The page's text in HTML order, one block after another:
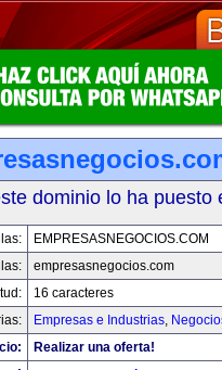
dominio lo ha puesto
EMPRESASNEGOCIOS.COM
empresasnegocios.com
16 caracteres
Empresas e Industrias,
Realizar una oferta!